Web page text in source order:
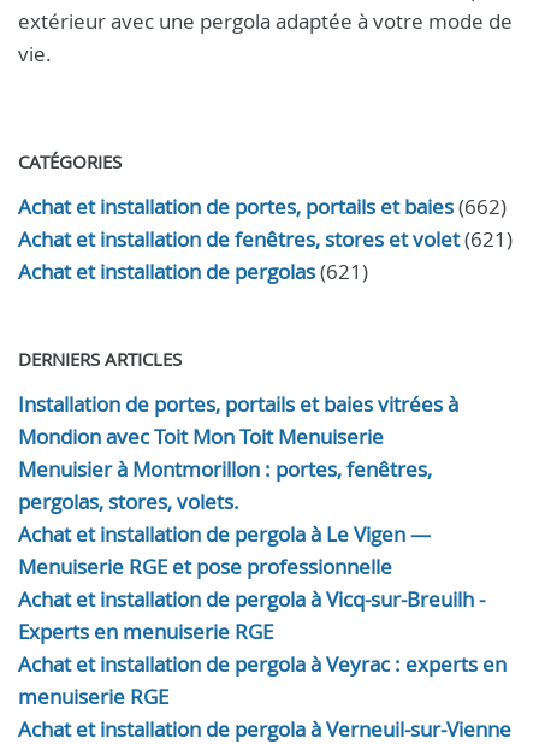
extérieur avec une pergola adaptée à votre mode de
vie.
CATÉGORIES
Achat et installation de portes, portails et baies(662)
Achat et installation de fenêtres, stores et volet(621)
Achat et installation de pergolas(621)
DERNIERS ARTICLES
Installation de portes, portails et baies vitrées à
Mondion avec Toit Mon Toit Menuiserie
Menuisier à Montmorillon : portes, fenêtres,
pergolas, stores, volets.
Achat et installation de pergola à Le Vigen —
Menuiserie RGE et pose professionnelle
Achat et installation de pergola à Vicq-sur-Breuilh -
Experts en menuiserie RGE
Achat et installation de pergola à Veyrac : experts en
menuiserie RGE
Achat et installation de pergola à Verneuil-sur-Vienne